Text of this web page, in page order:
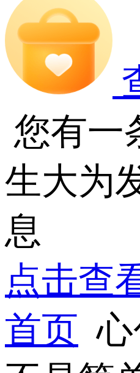
您有一
生大为
息
点击查
首页 心